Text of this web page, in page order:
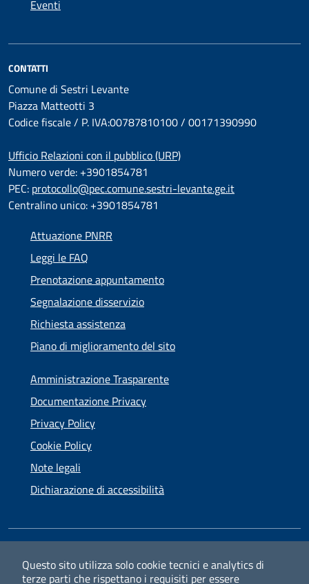
Questo sito utilizza solo cookie tecnici e analytics di
terze parti che rispettano i requisiti per essere
Eventi
CONTATTI
Comune di Sestri Levante
Piazza Matteotti 3
Codice fiscale / P. IVA:00787810100 / 00171390990
Ufficio Relazioni con il pubblico (URP)
Numero verde: +3901854781
PEC: protocollo@pec.comune.sestri-levante.ge.it
Centralino unico: +3901854781
Attuazione PNRR
Leggi le FAQ
Prenotazione appuntamento
Segnalazione disservizio
Richiesta assistenza
Piano di miglioramento del sito
Amministrazione Trasparente
Documentazione Privacy
Privacy Policy
Cookie Policy
Note legali
Dichiarazione di accessibilità
FacebookInstagram